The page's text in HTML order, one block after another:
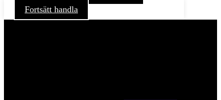
Fortsätt handla